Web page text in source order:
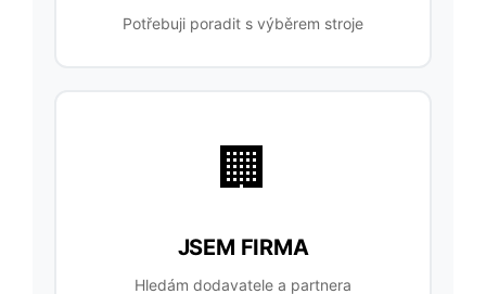
Potřebuji poradit s výběrem stroje
🏢
JSEM FIRMA
Hledám dodavatele a partnera